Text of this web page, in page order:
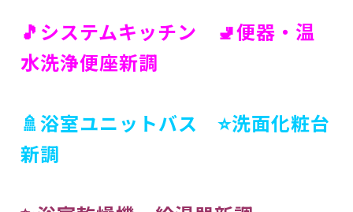
🎵システムキッチン 🚽便器・温
水洗浄便座新調
🚿浴室ユニットバス ⭐洗面化粧台
新調